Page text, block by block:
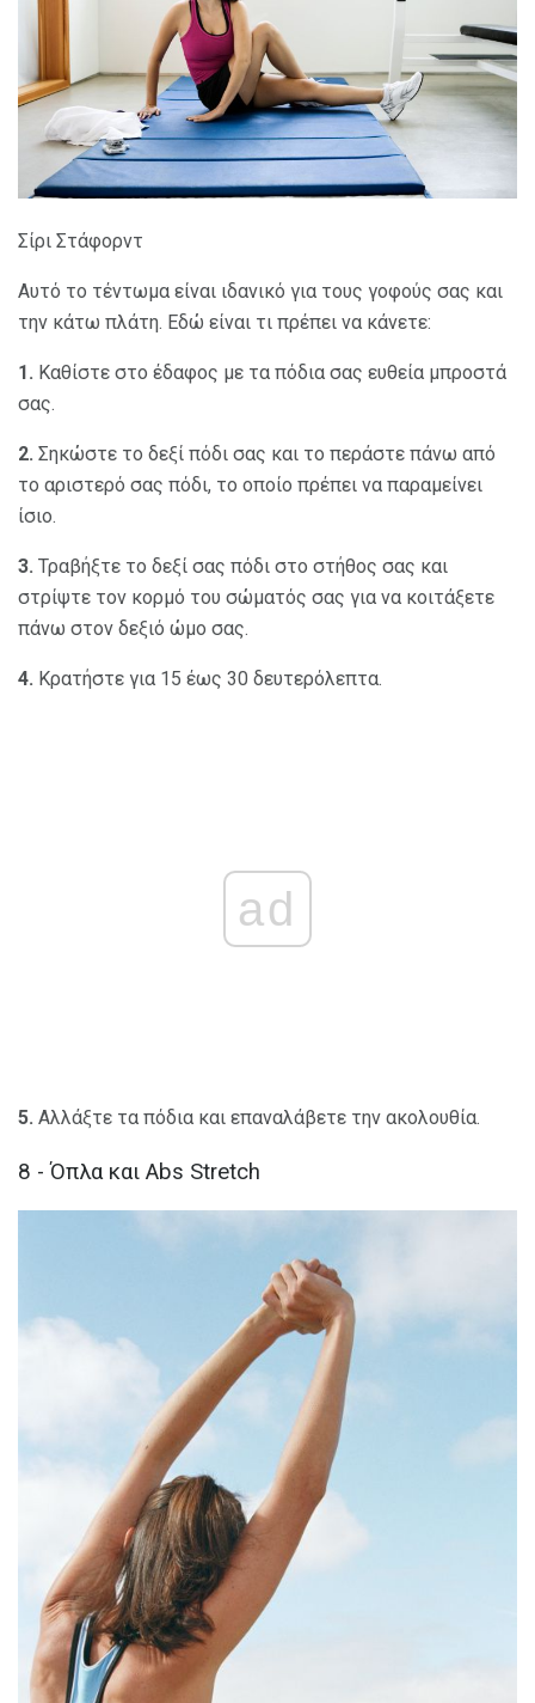
Σίρι Στάφορντ
Αυτό το τέντωμα είναι ιδανικό για τους γοφούς σας και
την κάτω πλάτη. Εδώ είναι τι πρέπει να κάνετε:
1. Καθίστε στο έδαφος με τα πόδια σας ευθεία μπροστά
σας.
2. Σηκώστε το δεξί πόδι σας και το περάστε πάνω από
το αριστερό σας πόδι, το οποίο πρέπει να παραμείνει
ίσιο.
3. Τραβήξτε το δεξί σας πόδι στο στήθος σας και
στρίψτε τον κορμό του σώματός σας για να κοιτάξετε
πάνω στον δεξιό ώμο σας.
4. Κρατήστε για 15 έως 30 δευτερόλεπτα.
ad
5. Αλλάξτε τα πόδια και επαναλάβετε την ακολουθία.
8 - Όπλα και Abs Stretch